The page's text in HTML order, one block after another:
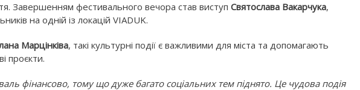
Завершенням фестивального вечора став виступ Святослава Вакарчука,
на одній із локацій VIADUK.
Марцінківа, такі культурні події є важливими для міста та допомагають
проєкти.
фінансово, тому що дуже багато соціальних тем піднято. Це чудова подія